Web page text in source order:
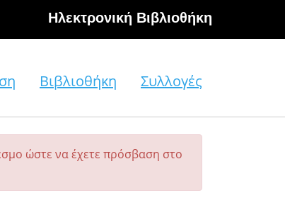
Hλεκτρονική Βιβλιοθήκη
Βιβλιοθήκη Συλλογές
ώστε να έχετε πρόσβαση στο